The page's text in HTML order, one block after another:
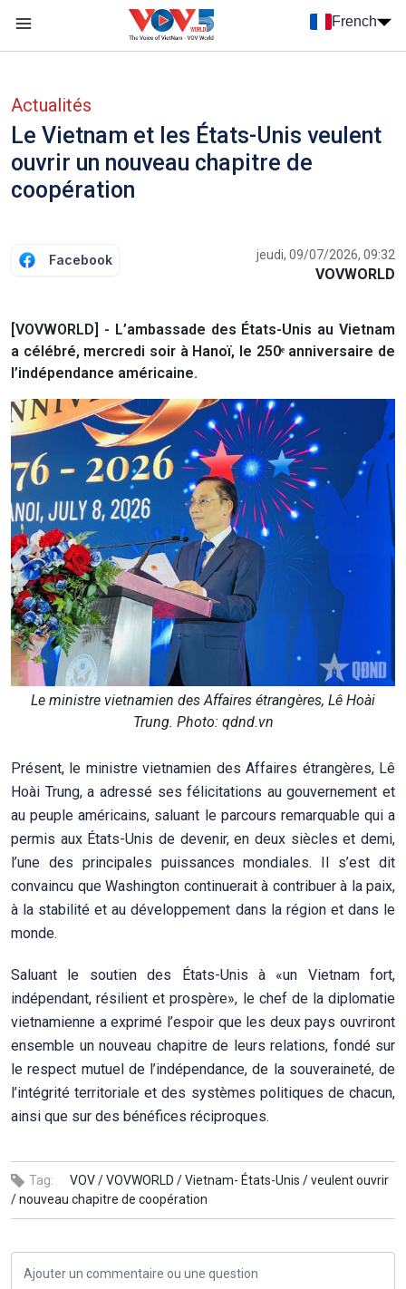
French
Actualités
Le Vietnam et les États-Unis veulent
ouvrir un nouveau chapitre de
coopération
Facebook jeudi, 09/07/2026, 09:32
VOVWORLD
[VOVWORLD] - L’ambassade des États-Unis au Vietnam
a célébré, mercredi soir à Hanoï, le 250ᵉ anniversaire de
l’indépendance américaine.
Le ministre vietnamien des Affaires étrangères, Lê Hoài
Trung. Photo: qdnd.vn
Présent, le ministre vietnamien des Affaires étrangères, Lê
Hoài Trung, a adressé ses félicitations au gouvernement et
au peuple américains, saluant le parcours remarquable qui a
permis aux États-Unis de devenir, en deux siècles et demi,
l’une des principales puissances mondiales. Il s’est dit
convaincu que Washington continuerait à contribuer à la paix,
à la stabilité et au développement dans la région et dans le
monde.
Saluant le soutien des États-Unis à «un Vietnam fort,
indépendant, résilient et prospère», le chef de la diplomatie
vietnamienne a exprimé l’espoir que les deux pays ouvriront
ensemble un nouveau chapitre de leurs relations, fondé sur
le respect mutuel de l’indépendance, de la souveraineté, de
l’intégrité territoriale et des systèmes politiques de chacun,
ainsi que sur des bénéfices réciproques.
Tag: VOV /VOVWORLD /Vietnam- États-Unis /veulent ouvrir
/nouveau chapitre de coopération